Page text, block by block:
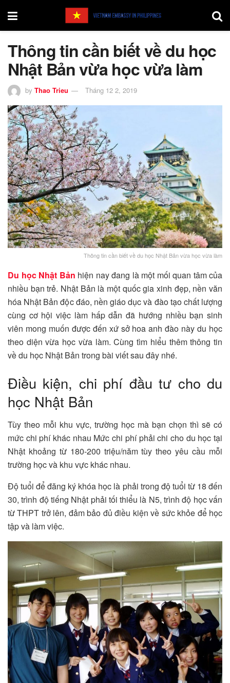
Thông tin cần biết về du học
Nhật Bản vừa học vừa làm
by Thao Trieu Tháng 12 2, 2019
Thông tin cần biết về du học Nhật Bản vừa học vừa làm
Du học Nhật Bản hiện nay đang là một mối quan tâm của
nhiều bạn trẻ. Nhật Bản là một quốc gia xinh đẹp, nền văn
hóa Nhật Bản độc đáo, nền giáo dục và đào tạo chất lượng
cùng cơ hội việc làm hấp dẫn đã hướng nhiều bạn sinh
viên mong muốn được đến xứ sở hoa anh đào này du học
theo diện vừa học vừa làm. Cùng tìm hiểu thêm thông tin
về du học Nhật Bản trong bài viết sau đây nhé.
Điều kiện, chi phí đầu tư cho du
học Nhật Bản
Tùy theo mỗi khu vực, trường học mà bạn chọn thì sẽ có
mức chi phí khác nhau Mức chi phí phải chi cho du học tại
Nhật khoảng từ 180-200 triệu/năm tùy theo yêu cầu mỗi
trường học và khu vực khác nhau.
Độ tuổi để đăng ký khóa học là phải trong độ tuổi từ 18 đến
30, trình độ tiếng Nhật phải tối thiểu là N5, trình độ học vấn
từ THPT trở lên, đảm bảo đủ điều kiện về sức khỏe để học
tập và làm việc.